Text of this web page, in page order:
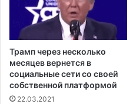
и
а
ц
й
о
н
т
Трамп через несколько
месяцев вернется в
социальные сети со своей
собственной платформой
22.03.2021